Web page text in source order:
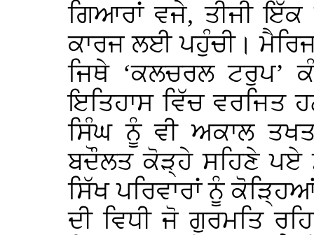
ਗਿਆਰਾਂ ਵਜੇ, ਤੀਜੀ
ਕਾਰਜ ਲਈ ਪਹੁੰਚੀ।
ਜਿਥੇ ‘ਕਲਚਰਲ ਟਰੁਪ’
ਇਤਿਹਾਸ ਵਿੱਚ ਵਰਜਿਤ
ਸਿੰਘ ਨੂੰ ਵੀ ਅਕਾਲ
ਬਦੌਲਤ ਕੋੜ੍ਹੇ ਸਹਿਣੇ
ਸਿੱਖ ਪਰਿਵਾਰਾਂ ਨੂੰ
ਦੀ ਵਿਧੀ ਜੋ ਗੁਰਮਤਿ